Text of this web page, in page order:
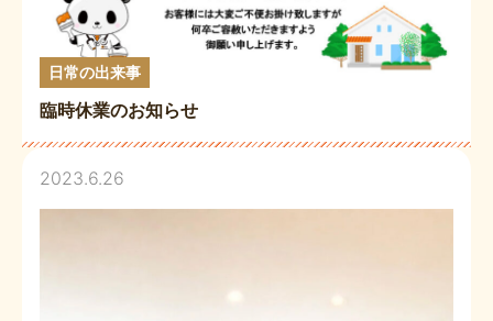
日常の出来事
臨時休業のお知らせ
2023.6.26